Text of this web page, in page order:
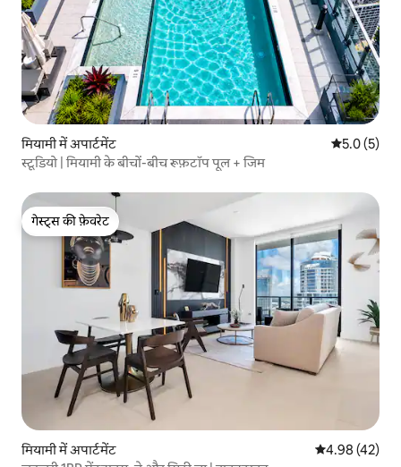
मियामी में अपार्टमेंट औसत रेटिंग 5
5.0 (5)
स्टूडियो | मियामी के बीचों-बीच रूफ़टॉप पूल + जिम
गेस्ट्स की फ़ेवरेट
गेस्ट्स की फ़ेवरेट
मियामी में अपार्टमेंट औसत रेटिंग 5 में
4.98 (42)